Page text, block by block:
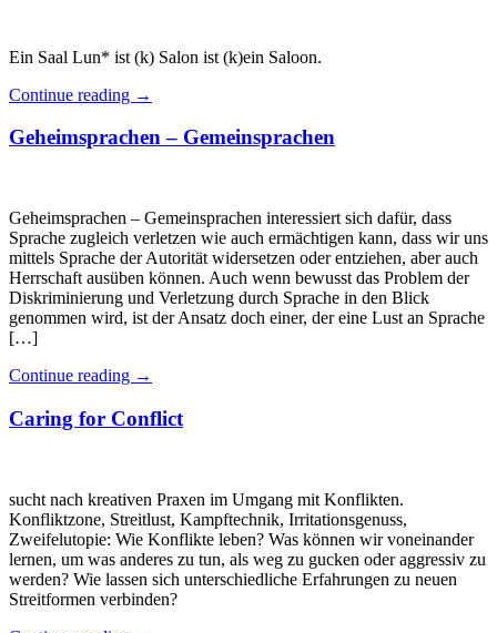
Ein Saal Lun* ist (k) Salon ist (k)ein Saloon.
Continue reading →
Geheimsprachen – Gemeinsprachen
Geheimsprachen – Gemeinsprachen interessiert sich dafür, dass
Sprache zugleich verletzen wie auch ermächtigen kann, dass wir uns
mittels Sprache der Autorität widersetzen oder entziehen, aber auch
Herrschaft ausüben können. Auch wenn bewusst das Problem der
Diskriminierung und Verletzung durch Sprache in den Blick
genommen wird, ist der Ansatz doch einer, der eine Lust an Sprache
[…]
Continue reading →
Caring for Conflict
sucht nach kreativen Praxen im Umgang mit Konflikten.
Konfliktzone, Streitlust, Kampftechnik, Irritationsgenuss,
Zweifelutopie: Wie Konflikte leben? Was können wir voneinander
lernen, um was anderes zu tun, als weg zu gucken oder aggressiv zu
werden? Wie lassen sich unterschiedliche Erfahrungen zu neuen
Streitformen verbinden?